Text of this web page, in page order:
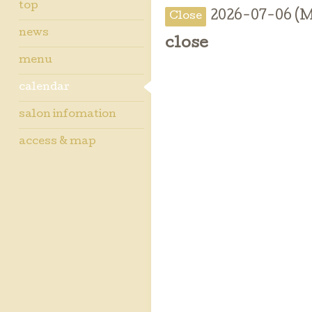
Close 2026-07-06
close
top
news
menu
calendar
salon infomation
access & map